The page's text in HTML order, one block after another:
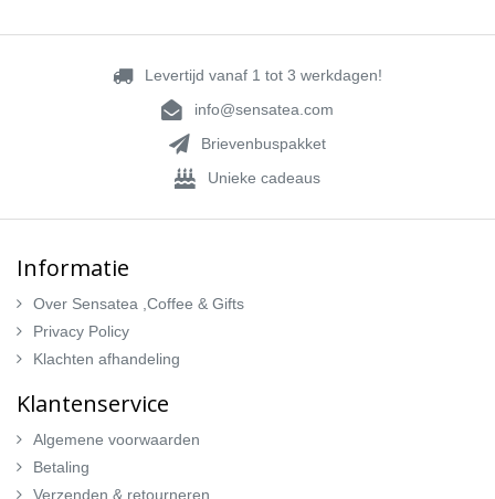
Levertijd vanaf 1 tot 3 werkdagen!
info@sensatea.com
Brievenbuspakket
Unieke cadeaus
Informatie
Over Sensatea ,Coffee & Gifts
Privacy Policy
Klachten afhandeling
Klantenservice
Algemene voorwaarden
Betaling
Verzenden & retourneren